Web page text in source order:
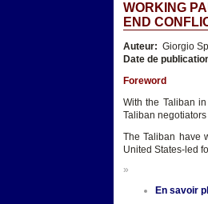
WORKING
END
Auteur: Giorgio
Date de
Foreword
With the Taliban
Taliban
The Taliban have
United States-led
»
En savoir